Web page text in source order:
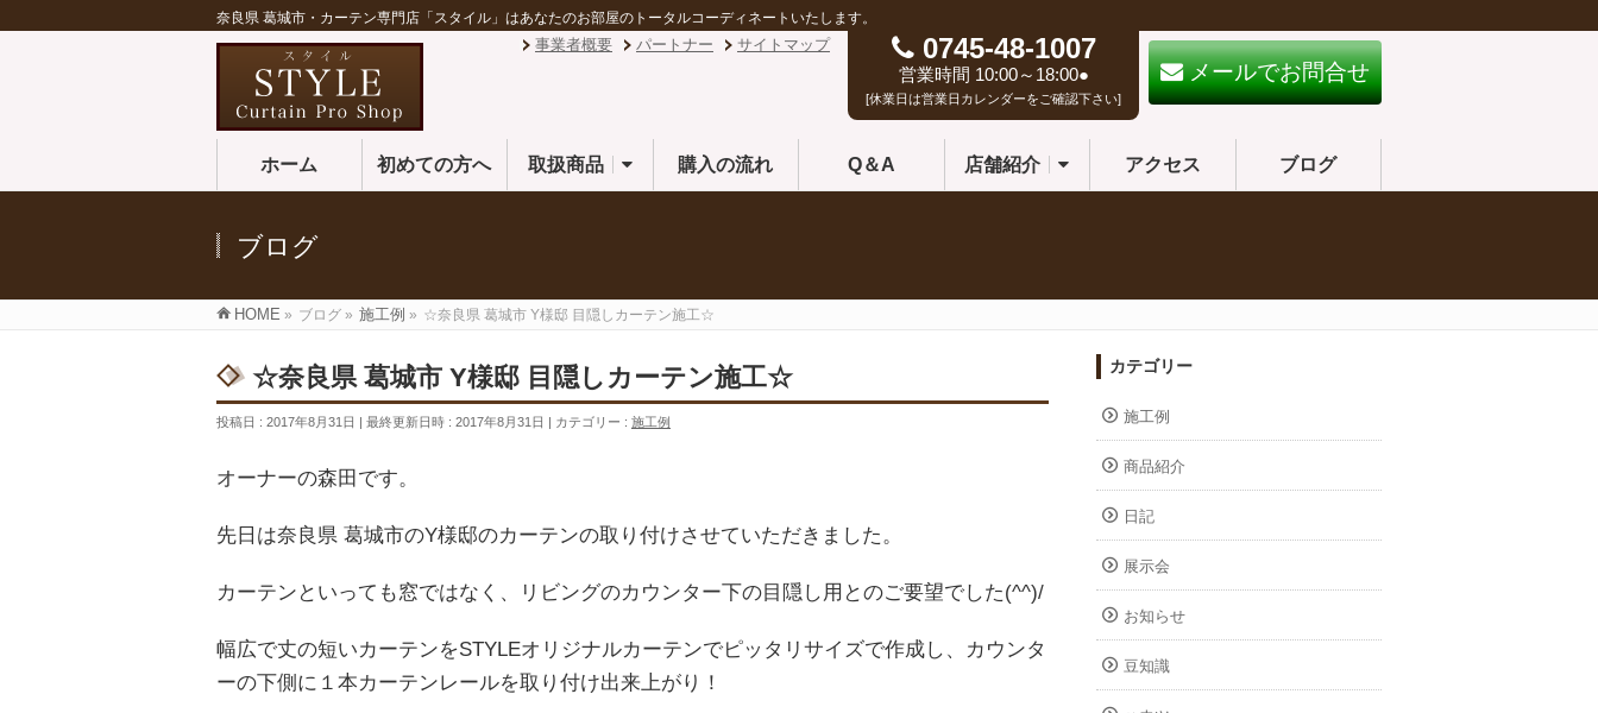
奈良県 葛城市・カーテン専門店「スタイル」はあなたのお部屋のトータルコーディネートいたします。
メールでお問合せ
0745-48-1007
営業時間 10:00～18:00●
[休業日は営業日カレンダーをご確認下さい]
事業者概要 パートナー サイトマップ
ホーム 初めての方へ 取扱商品 購入の流れ Q＆A 店舗紹介 アクセス ブログ
ブログ
HOME » ブログ » 施工例 » ☆奈良県 葛城市 Y様邸 目隠しカーテン施工☆
☆奈良県 葛城市 Y様邸 目隠しカーテン施工☆
投稿日 : 2017年8月31日 最終更新日時 : 2017年8月31日 カテゴリー : 施工例
オーナーの森田です。
先日は奈良県 葛城市のY様邸のカーテンの取り付けさせていただきました。
カーテンといっても窓ではなく、リビングのカウンター下の目隠し用とのご要望でした(^^)/
幅広で丈の短いカーテンをSTYLEオリジナルカーテンでピッタリサイズで作成し、カウンタ
ーの下側に１本カーテンレールを取り付け出来上がり！
カテゴリー
施工例
商品紹介
日記
展示会
お知らせ
豆知識